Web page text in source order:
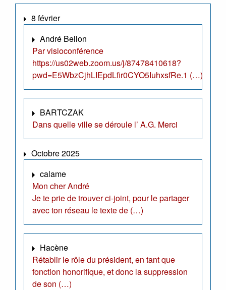
8 février
André Bellon
Par visioconférence
https://us02web.zoom.us/j/87478410618?
pwd=E5WbzCjhLIEpdLfir0CYO5IuhxsfRe.1 (…)
BARTCZAK
Dans quelle ville se déroule l’ A.G. Merci
Octobre 2025
calame
Mon cher André
Je te prie de trouver ci-joint, pour le partager
avec ton réseau le texte de (…)
Hacène
Rétablir le rôle du président, en tant que
fonction honorifique, et donc la suppression
de son (…)